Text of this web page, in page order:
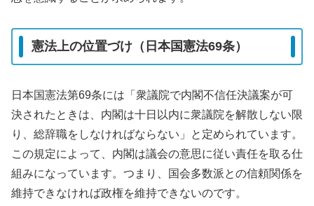
憲法上の位置づけ（日本国憲法69条）
日本国憲法第69条には「衆議院で内閣不信任決議案が可
決されたときは、内閣は十日以内に衆議院を解散しない限
り、総辞職をしなければならない」と定められています。
この規定によって、内閣は議会の意思に従い責任を取る仕
組みになっています。つまり、国会多数派との信頼関係を
維持できなければ政権を維持できないのです。